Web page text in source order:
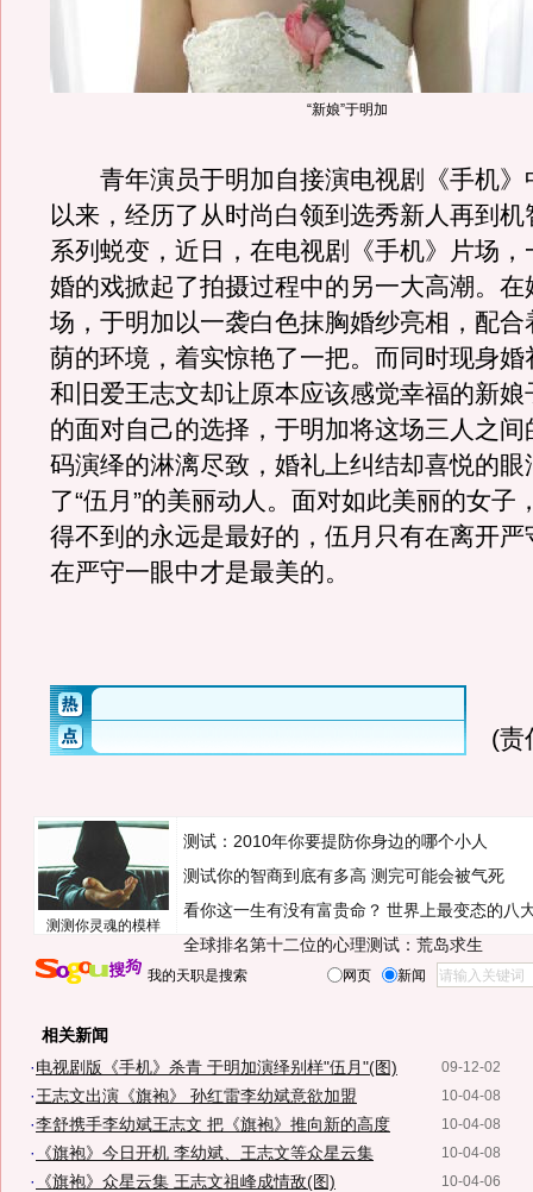
“新娘”于明加
青年演员于明加自接演电视剧《手机》
以来，经历了从时尚白领到选秀新人再到
系列蜕变，近日，在电视剧《手机》片场，
婚的戏掀起了拍摄过程中的另一大高潮。在
场，于明加以一袭白色抹胸婚纱亮相，配合
荫的环境，着实惊艳了一把。而同时现身婚
和旧爱王志文却让原本应该感觉幸福的新娘
的面对自己的选择，于明加将这场三人之间
码演绎的淋漓尽致，婚礼上纠结却喜悦的眼
了“伍月”的美丽动人。面对如此美丽的女子
得不到的永远是最好的，伍月只有在离开严
在严守一眼中才是最美的。
(责
测测你灵魂的模样
测试：2010年你要提防你身边的哪个小人
测试你的智商到底有多高 测完可能会被气死
看你这一生有没有富贵命？ 世界上最变态的八
全球排名第十二位的心理测试：荒岛求生
我的天职是搜索 网页 新闻
相关新闻
09-12-02
·电视剧版《手机》杀青 于明加演绎别样"伍月"(图)
10-04-08
·王志文出演《旗袍》 孙红雷李幼斌意欲加盟
10-04-08
·李舒携手李幼斌王志文 把《旗袍》推向新的高度
10-04-08
· 《旗袍》今日开机 李幼斌、王志文等众星云集
10-04-06
· 《旗袍》众星云集 王志文祖峰成情敌(图)